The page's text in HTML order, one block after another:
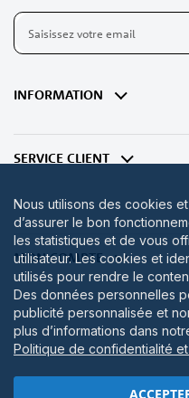
Inscription
notre
d’information
INFORMATION
SERVICE CLIENT
MON COMPTE
Nous utilisons des cookies
d’assurer le bon
les statistiques et de vous
utilisateur. Les cookies et
utilisés pour rendre le
Des données personnelles
publicité personnalisée et
plus d’informations dans
Politique de confidentialité